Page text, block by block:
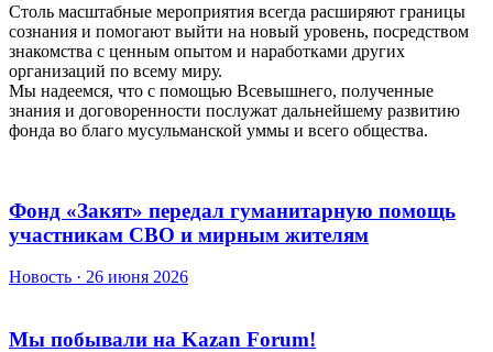
Столь масштабные мероприятия всегда расширяют границы
сознания и помогают выйти на новый уровень, посредством
знакомства с ценным опытом и наработками других
организаций по всему миру.
Мы надеемся, что с помощью Всевышнего, полученные
знания и договоренности послужат дальнейшему развитию
фонда во благо мусульманской уммы и всего общества.
Фонд «Закят» передал гуманитарную помощь
участникам СВО и мирным жителям
Новость · 26 июня 2026
Мы побывали на Kazan Forum!